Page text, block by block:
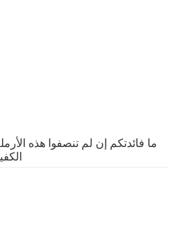
ما فائدتكم إن لم تنصفوا هذه